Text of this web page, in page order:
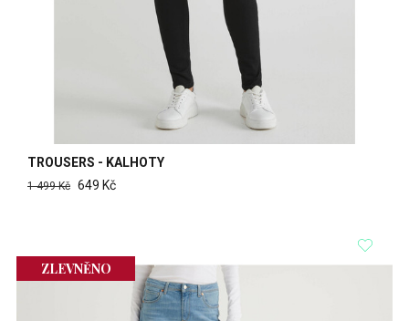
TROUSERS - KALHOTY
1 499 Kč 649 Kč
ZLEVNĚNO